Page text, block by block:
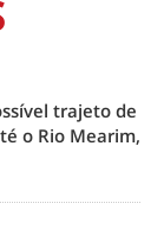
trajeto de
o Rio Mearim,